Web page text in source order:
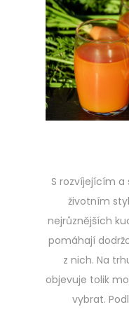
S rozvíjejícím
životním
nejrůznějších
pomáhají
z nich. Na
objevuje tolik
vybrat.